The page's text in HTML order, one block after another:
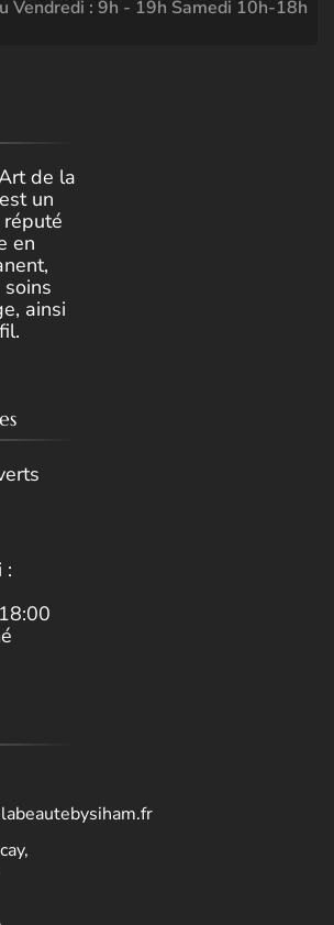
Vendredi : 9h - 19h Samedi 10h-18h
de la
un
en
ainsi
: